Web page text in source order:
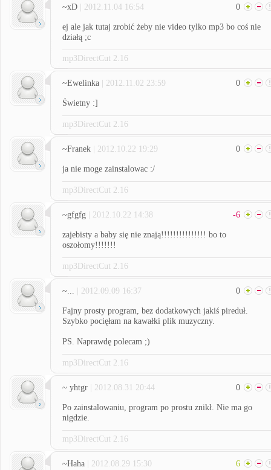
~xD | 2012.11.04 16:54 0
ej ale jak tutaj zrobić żeby nie video tylko mp3 bo coś nie
działą ;c
mp3DirectCut 2.16
~Ewelinka | 2012.11.02 23:59 0
Świetny :]
mp3DirectCut 2.16
~Franek | 2012.10.22 19:29 0
ja nie moge zainstalowac :/
mp3DirectCut 2.16
~gfgfg | 2012.10.22 14:38 -6
zajebisty a baby się nie znają!!!!!!!!!!!!!!! bo to
oszołomy!!!!!!!
mp3DirectCut 2.16
~... | 2012.09.09 16:37 0
Fajny prosty program, bez dodatkowych jakiś pireduł.
Szybko pocięłam na kawałki plik muzyczny.
PS. Naprawdę polecam ;)
mp3DirectCut 2.16
~ yhtgr | 2012.08.31 20:44 0
Po zainstalowaniu, program po prostu znikł. Nie ma go
nigdzie.
mp3DirectCut 2.16
~Haha | 2012.08.29 15:30 6